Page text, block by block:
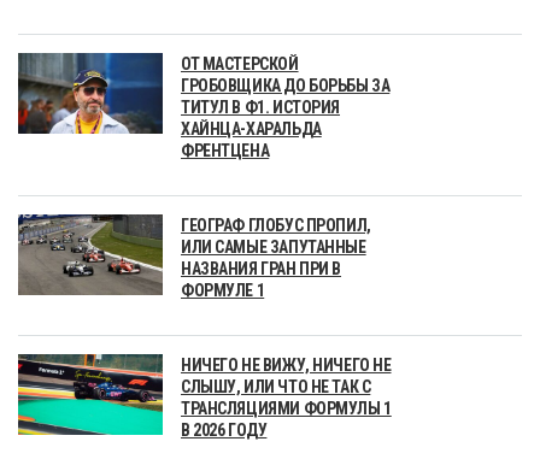
ОТ МАСТЕРСКОЙ
ГРОБОВЩИКА ДО БОРЬБЫ ЗА
ТИТУЛ В Ф1. ИСТОРИЯ
ХАЙНЦА-ХАРАЛЬДА
ФРЕНТЦЕНА
ГЕОГРАФ ГЛОБУС ПРОПИЛ,
ИЛИ САМЫЕ ЗАПУТАННЫЕ
НАЗВАНИЯ ГРАН ПРИ В
ФОРМУЛЕ 1
НИЧЕГО НЕ ВИЖУ, НИЧЕГО НЕ
СЛЫШУ, ИЛИ ЧТО НЕ ТАК С
ТРАНСЛЯЦИЯМИ ФОРМУЛЫ 1
В 2026 ГОДУ